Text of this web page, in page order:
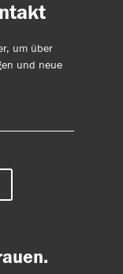
um über
und neue